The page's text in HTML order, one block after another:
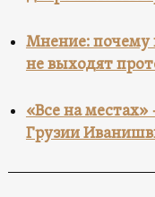
Мнение: почему
не выходят
«Все на
Грузии